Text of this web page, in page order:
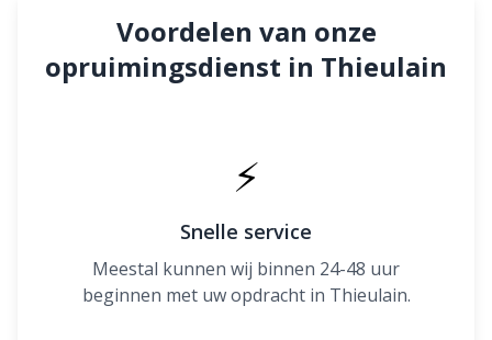
Voordelen van onze
opruimingsdienst in Thieulain
⚡
Snelle service
Meestal kunnen wij binnen 24-48 uur
beginnen met uw opdracht in Thieulain.